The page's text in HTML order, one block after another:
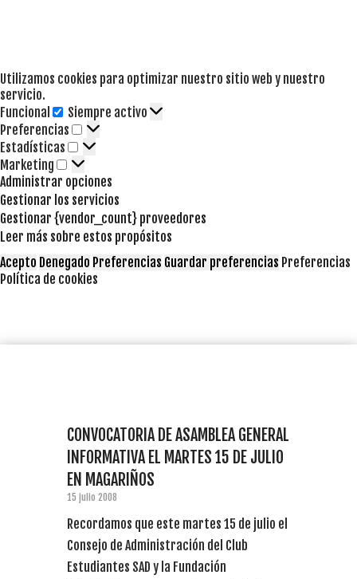
Utilizamos cookies para optimizar nuestro sitio web y nuestro
servicio.
Funcional
Funcional
Siempre activo
Preferencias
Preferencias
Estadísticas Estadísticas
Marketing Marketing
Administrar opciones
Gestionar los servicios
Gestionar {vendor_count} proveedores
Leer más sobre estos propósitos
Acepto Denegado Preferencias Guardar preferencias Preferencias
Política de cookies
CONVOCATORIA DE ASAMBLEA GENERAL
INFORMATIVA EL MARTES 15 DE JULIO
EN MAGARIÑOS
15 julio 2008
Recordamos que este martes 15 de julio el
Consejo de Administración del Club
Estudiantes SAD y la Fundación